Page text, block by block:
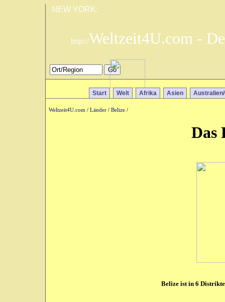
NEW YORK:
http://Weltzeit4U.com -
Start Welt Afrika Asien
Weltzeit4U.com / Länder / Belize /
Das
Belize ist in 6